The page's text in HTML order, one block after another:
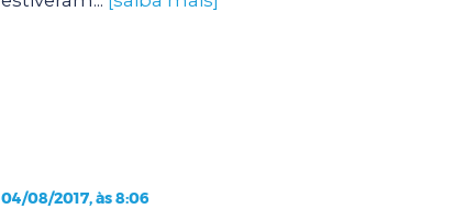
04/08/2017, às 8:06